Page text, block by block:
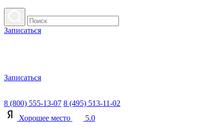
Записаться
Записаться
8 (800) 555-13-07 8 (495) 513-11-02
Хорошее место
5.0